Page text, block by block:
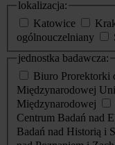
lokalizacja:
Katowice
ogólnouczelniany
jednostka badawcza:
Biuro Prorektorki
Międzynarodowej
Międzynarodowej
Centrum Badań nad
Badań nad Historią i